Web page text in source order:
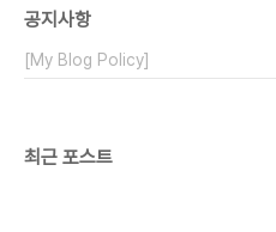
공지사항
[My Blog Policy]
최근 포스트